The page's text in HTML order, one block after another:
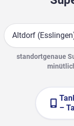
Suche
standortgenaue
–